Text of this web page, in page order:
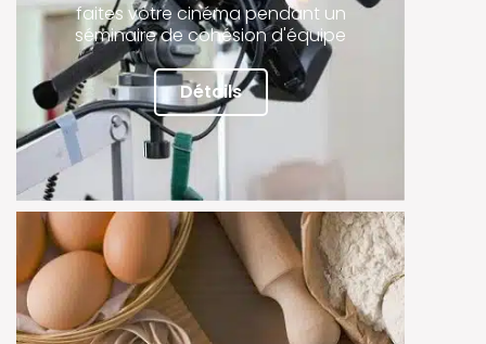
faites votre cinéma pendant un
séminaire de cohésion d'équipe
Détails